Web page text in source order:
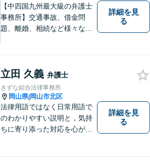
【中四国九州最大級の弁護士
事務所】交通事故、借金問
題、離婚、相続など様々な問
い！
詳細を見
る
立田 久義 弁護士
きずな綜合法律事務所
岡山県|岡山市北区
法律用語ではなく日常用語で
のわかりやすい説明と，気持
ちに寄り添った対応を心がけ
詳細を見
る